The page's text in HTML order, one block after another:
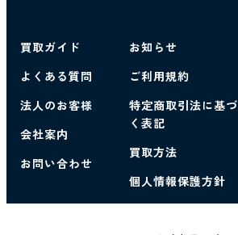
買取ガイド
よくある質問
法人のお客様
会社案内
お問い合わせ
お知らせ
ご利用規約
特定商取引法に基づ
く表記
買取方法
個人情報保護方針